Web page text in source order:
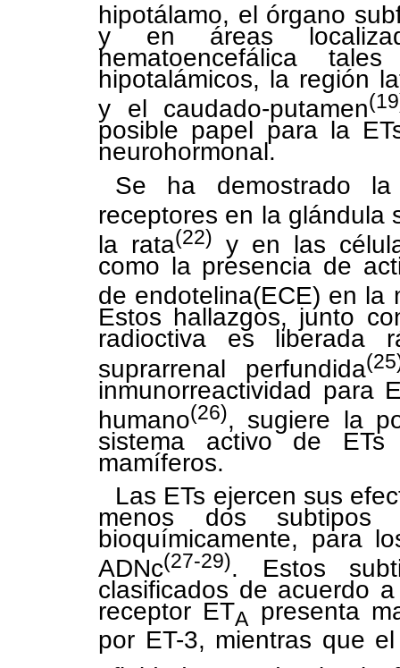
hipotálamo, el órgano
y en áreas
hematoencefálica
hipotalámicos, la región
y el caudado-putamen
posible papel para la
neurohormonal.
Se ha demostrado
receptores en la glándula
la rata(22) y en las
como la presencia de
de endotelina(ECE) en la
Estos hallazgos, junto
radioctiva es liberada
suprarrenal perfundida
inmunorreactividad para
humano(26), sugiere la
sistema activo de
mamíferos.
Las ETs ejercen sus
menos dos subtipos
bioquímicamente, para
ADNc(27-29). Estos
clasificados de acuerdo
receptor ETA presenta
por ET-3, mientras que